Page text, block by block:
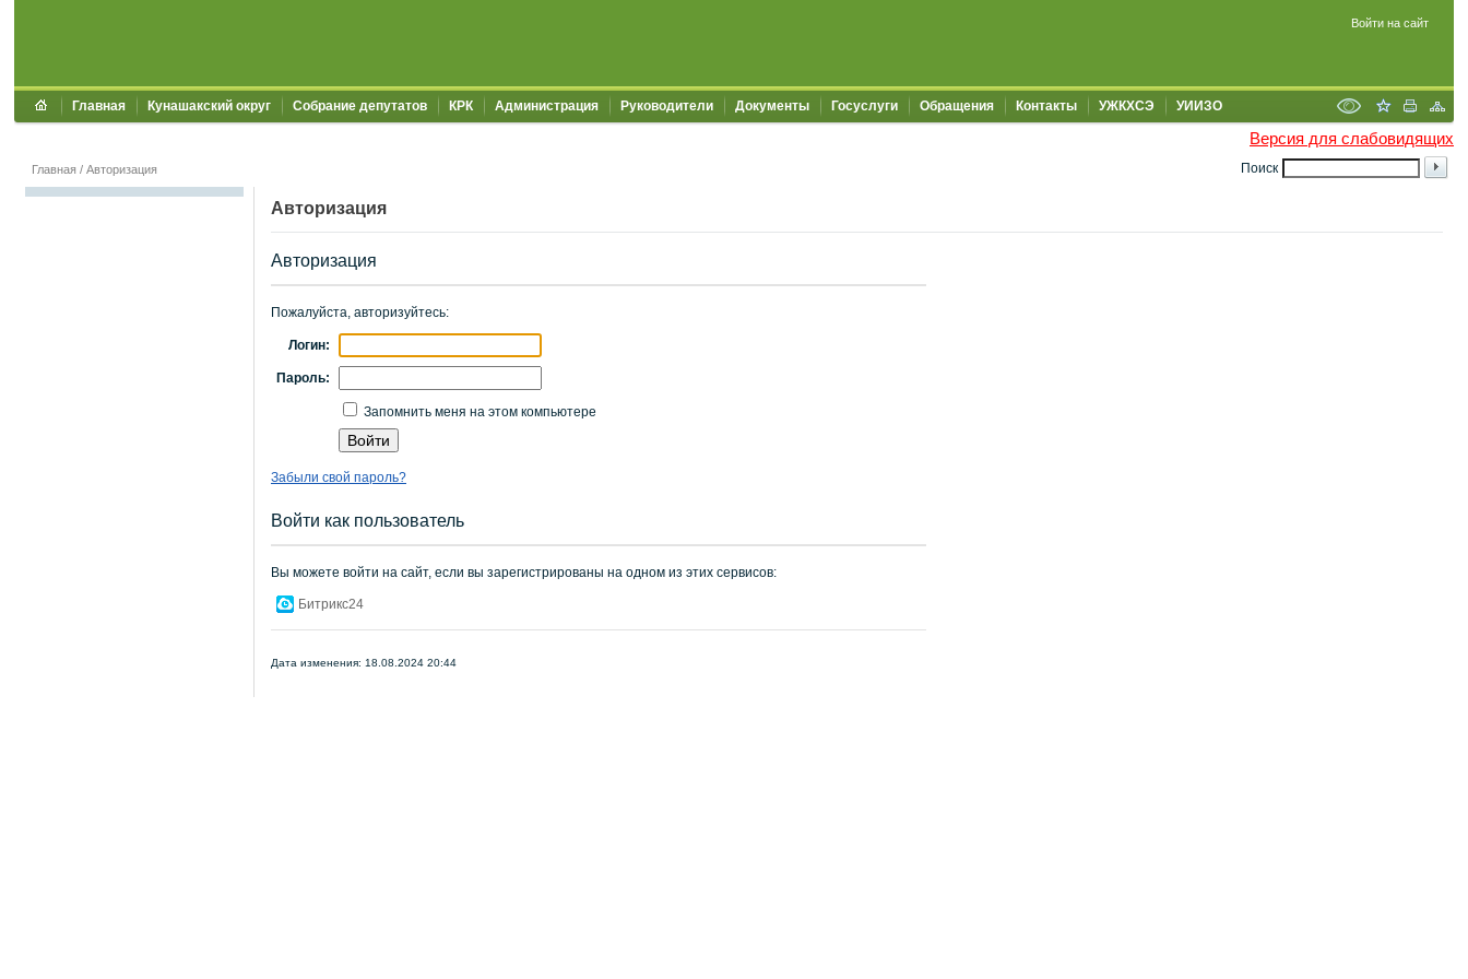
Войти на сайт
Главная Кунашакский округ Собрание депутатов КРК Администрация Руководители Документы Госуслуги Обращения Контакты УЖКХСЭ УИИЗО
Версия для слабовидящих
Поиск
Главная / Авторизация
Авторизация
Авторизация
Пожалуйста, авторизуйтесь:
Логин:
Пароль:
Запомнить меня на этом компьютере
Забыли свой пароль?
Войти как пользователь
Вы можете войти на сайт, если вы зарегистрированы на одном из этих сервисов:
Битрикс24
Дата изменения: 18.08.2024 20:44